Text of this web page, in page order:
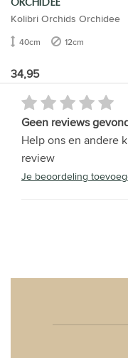
ORCHIDEE
Kolibri Orchids Orchidee
40cm 12cm
34,95
Geen reviews
Help ons en andere
review
Je beoordeling